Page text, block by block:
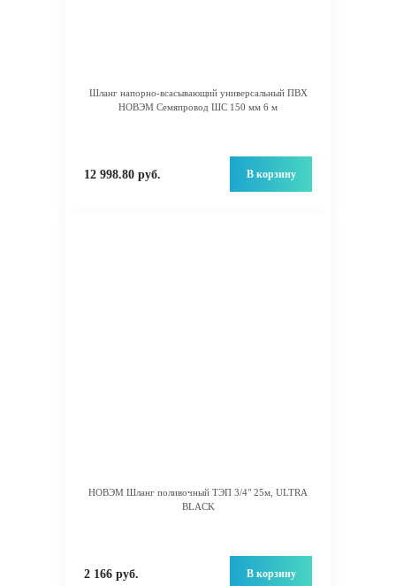
Шланг напорно-всасывающий универсальный ПВХ
НОВЭМ Семяпровод ШС 150 мм 6 м
12 998.80 руб. В корзину
НОВЭМ Шланг поливочный ТЭП 3/4" 25м, ULTRA
BLACK
2 166 руб. В корзину